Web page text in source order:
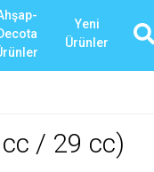
Yeni
Ürünler
/ 29 cc)